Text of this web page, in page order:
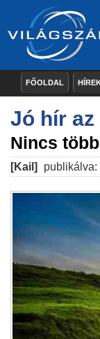
FŐOLDAL
Jó hír
Nincs
[Kail] publikálva: